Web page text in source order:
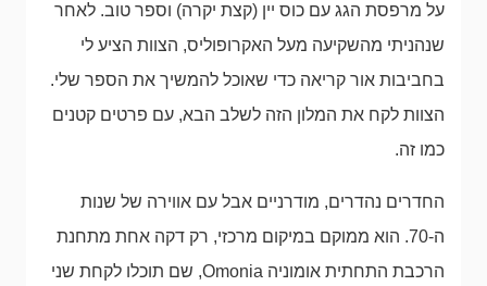
על מרפסת הגג עם כוס יין (קצת יקרה) וספר טוב. לאחר
שנהניתי מהשקיעה מעל האקרופוליס, הצוות הציע לי
בחביבות אור קריאה כדי שאוכל להמשיך את הספר שלי.
הצוות לקח את המלון הזה לשלב הבא, עם פרטים קטנים
כמו זה.
החדרים נהדרים, מודרניים אבל עם אווירה של שנות
ה-70. הוא ממוקם במיקום מרכזי, רק דקה אחת מתחנת
הרכבת התחתית אומוניה Omonia, שם תוכלו לקחת שני